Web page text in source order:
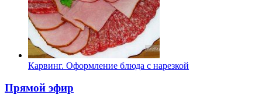
Карвинг. Оформление блюда с нарезкой
Прямой эфир